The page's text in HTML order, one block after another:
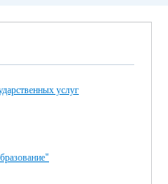
услуг